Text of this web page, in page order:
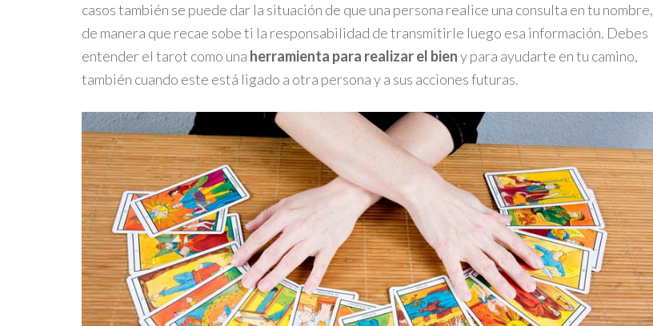
casos también se puede dar la situación de que una persona realice una consulta en tu nombre,
de manera que recae sobe ti la responsabilidad de transmitirle luego esa información. Debes
entender el tarot como una herramienta para realizar el bieny para ayudarte en tu camino,
también cuando este está ligado a otra persona y a sus acciones futuras.